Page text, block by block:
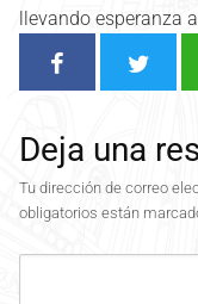
llevando esperanza
Deja una
Tu dirección de correo
obligatorios están